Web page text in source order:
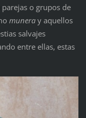
o grupos de
muneray aquellos
salvajes
entre ellas, estas